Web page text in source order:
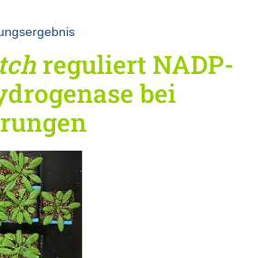
reguliert NADP-
bei